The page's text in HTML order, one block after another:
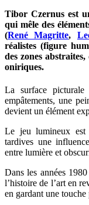
Tibor Czernus est
qui mêle des
(René Magritte,
réalistes (figure
des zones
oniriques.
La surface
empâtements, une
devient un élément
Le jeu lumineux est
tardives une
entre lumière et
Dans les années
l’histoire de l’art en
en gardant une